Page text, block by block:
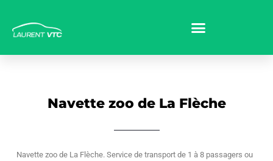
Navette zoo de La Flèche
Navette zoo de La Flèche. Service de transport de 1 à 8 passagers ou